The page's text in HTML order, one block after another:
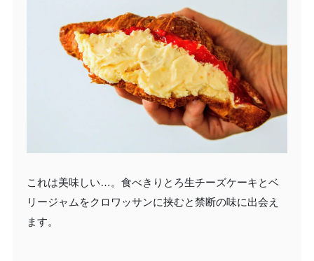
これは美味しい…。食べきりとろ生チーズケーキとベ
リージャムをクロワッサンに挟むと禁断の味に出会え
ます。